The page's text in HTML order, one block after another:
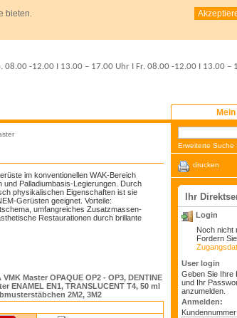
bieten.
08.00 -12.00 I 13.00 – 17.00 Uhr I Fr. 08.00 -12.00 I 13.00 –
im konventionellen WAK-Bereich
und Palladiumbasis-Legierungen. Durch
physikalischen Eigenschaften ist sie
Gerüsten geeignet. Vorteile:
umfangreiches Zusatzmassen-
Restaurationen durch brillante
Master OPAQUE OP2 - OP3, DENTINE
ENAMEL EN1, TRANSLUCENT T4, 50 ml
2M2, 3M2
Erweiterte Suche
drucken
Ihr
Login
Noch nicht
Fordern
User login
Geben Sie Ihre
und Ihr
anzumelden.
Anmelden:
Kundennummer